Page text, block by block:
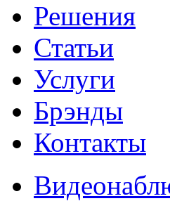
Решения
Статьи
Услуги
Брэнды
Контакты